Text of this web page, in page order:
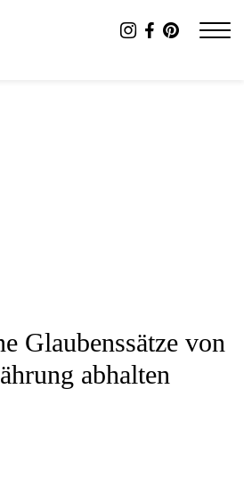
Glaubenssätze von
abhalten